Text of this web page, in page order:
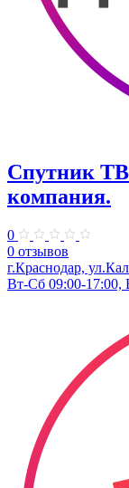
Спутник
компания.
0
0 отзывов
г.Краснодар,
Вт-Сб 09:00-17:00,